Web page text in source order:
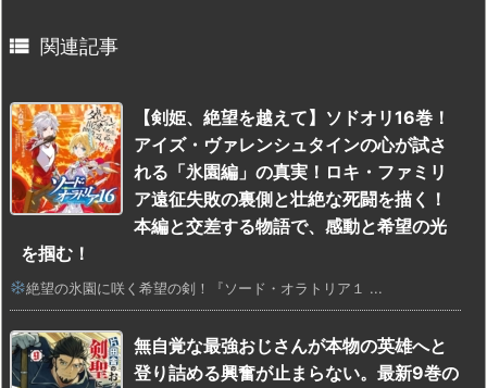
 関連記事
【剣姫、絶望を越えて】ソドオリ16巻！
アイズ・ヴァレンシュタインの心が試さ
れる「氷園編」の真実！ロキ・ファミリ
ア遠征失敗の裏側と壮絶な死闘を描く！
本編と交差する物語で、感動と希望の光
を掴む！
絶望の氷園に咲く希望の剣！『ソード・オラトリア１ ...
無自覚な最強おじさんが本物の英雄へと
登り詰める興奮が止まらない。最新9巻の